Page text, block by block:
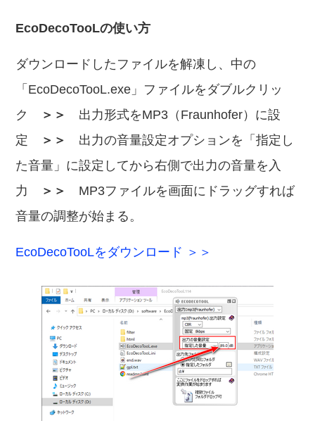
EcoDecoTooLの使い方
ダウンロードしたファイルを解凍し、中の
「EcoDecoTooL.exe」ファイルをダブルクリッ
ク
＞＞
出力形式をMP3（Fraunhofer）に設
定
＞＞
出力の音量設定オプションを「指定し
た音量」に設定してから右側で出力の音量を入
力
＞＞
MP3ファイルを画面にドラッグすれば
音量の調整が始まる。
EcoDecoTooLをダウンロード ＞＞